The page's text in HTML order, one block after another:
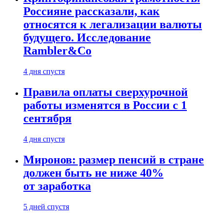
Россияне рассказали, как
относятся к легализации валюты
будущего. Исследование
Rambler&Co
4 дня спустя
Правила оплаты сверхурочной
работы изменятся в России с 1
сентября
4 дня спустя
Миронов: размер пенсий в стране
должен быть не ниже 40%
от заработка
5 дней спустя